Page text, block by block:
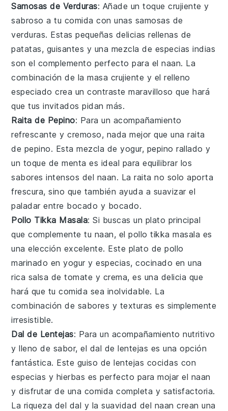
Samosas de Verduras: Añade un toque crujiente y
sabroso a tu comida con unas samosas de
verduras. Estas pequeñas delicias rellenas de
patatas, guisantes y una mezcla de especias indias
son el complemento perfecto para el naan. La
combinación de la masa crujiente y el relleno
especiado crea un contraste maravilloso que hará
que tus invitados pidan más.
Raita de Pepino: Para un acompañamiento
refrescante y cremoso, nada mejor que unaraita
de pepino. Esta mezcla deyogur, pepino rallado y
un toque dementa es ideal para equilibrar los
sabores intensos del naan. La raita no solo aporta
frescura, sino que también ayuda a suavizar el
paladar entre bocado y bocado.
Pollo Tikka Masala: Si buscas un plato principal
que complemente tu naan, elpollo tikka masala es
una elección excelente. Este plato depollo
marinado enyogur yespecias, cocinado en una
rica salsa detomate y crema, es una delicia que
hará que tu comida sea inolvidable. La
combinación de sabores y texturas es simplemente
irresistible.
Dal de Lentejas: Para un acompañamiento nutritivo
y lleno de sabor, el dal de lentejas es una opción
fantástica. Este guiso delentejas cocidas con
especias y hierbas es perfecto para mojar el naan
y disfrutar de una comida completa y satisfactoria.
La riqueza del dal y la suavidad del naan crean una